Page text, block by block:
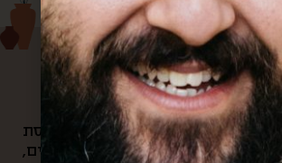
עלינו
של הבוקר היינו שותים במרפסת
צופים בשוק האהוב שלנו: האנשים,